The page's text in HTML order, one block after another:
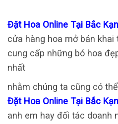
Đặt Hoa Online Tại Bắc Kạn
cửa hàng hoa mở bán
cung cấp những bó hoa
nhất
nhằm chúng ta cũng có
Đặt Hoa Online Tại Bắc Kạn
anh em hay đối tác doanh